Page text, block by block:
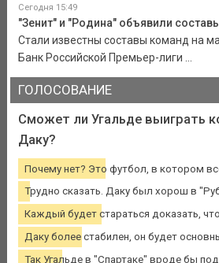
Сегодня 15:49
"Зенит" и "Родина" объявили
Стали известны составы команд на
Банк Российской Премьер-лиги ...
ГОЛОСОВАНИЕ
Сможет ли Угальде выиграть
Даку?
Почему нет? Это футбол, в котором
Трудно сказать. Даку был хорош в
Каждый будет стараться доказать,
Даку более стабилен, он будет
Так Угальде в "Спартаке" вроде бы